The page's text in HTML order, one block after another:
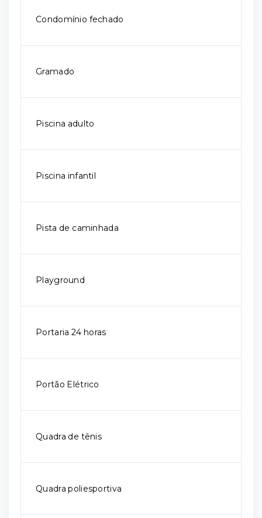
Condomínio fechado
Gramado
Piscina adulto
Piscina infantil
Pista de caminhada
Playground
Portaria 24 horas
Portão Elétrico
Quadra de tênis
Quadra poliesportiva